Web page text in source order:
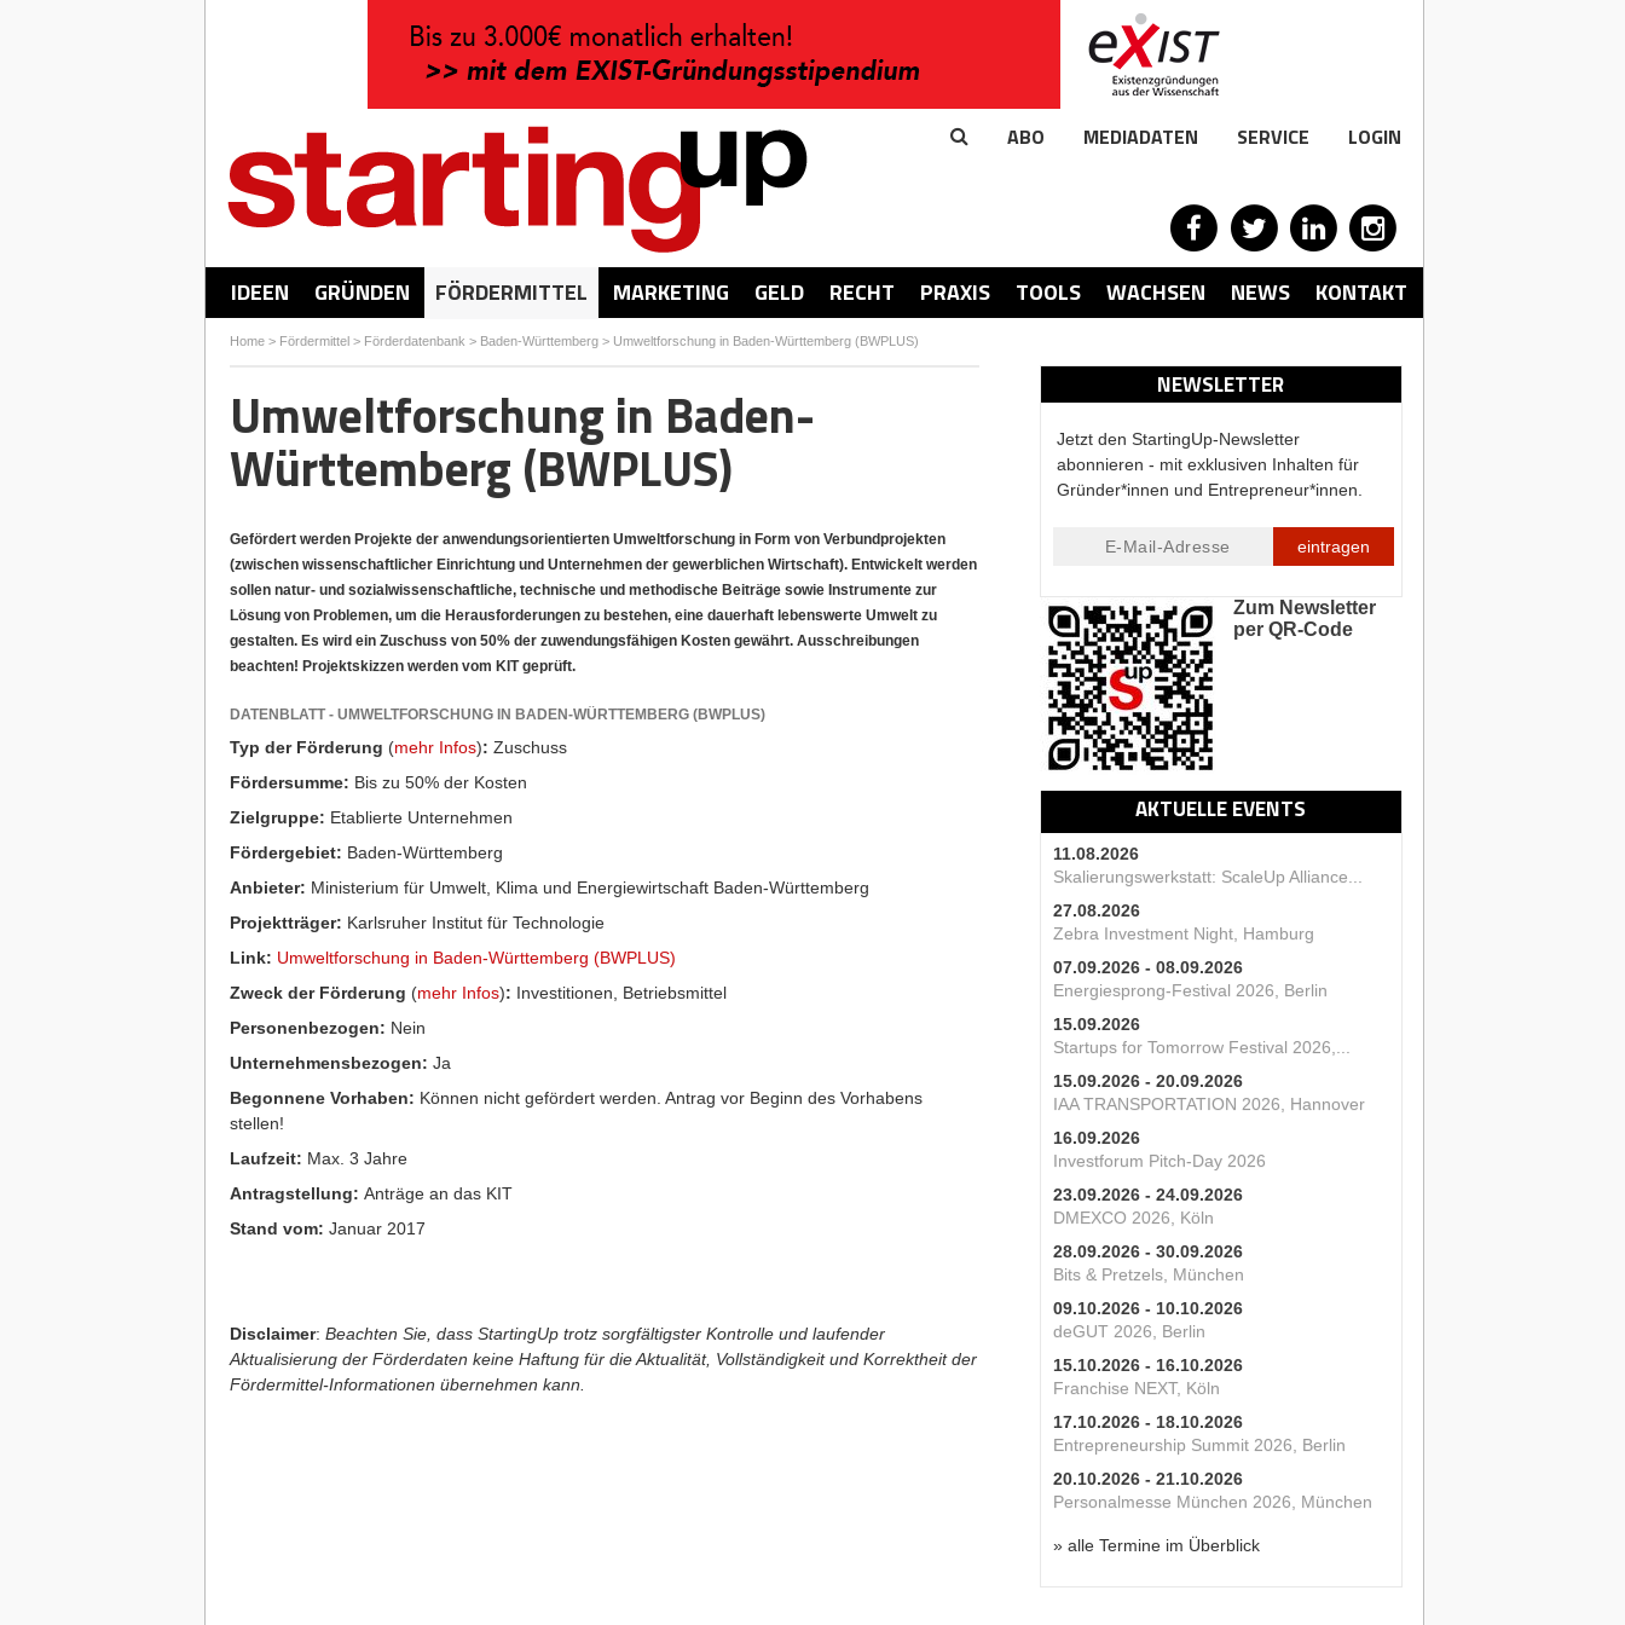
ABO MEDIADATEN SERVICE LOGIN
IDEEN GRÜNDEN FÖRDERMITTEL MARKETING GELD RECHT PRAXIS TOOLS WACHSEN NEWS KONTAKT
Home> Fördermittel> Förderdatenbank > Baden-Württemberg> Umweltforschung in Baden-Württemberg (BWPLUS)
NEWSLETTER
Jetzt den StartingUp-Newsletter
abonnieren - mit exklusiven Inhalten für
Gründer*innen und Entrepreneur*innen.
eintragen
Zum Newsletter
per QR-Code
AKTUELLE EVENTS
11.08.2026
Skalierungswerkstatt: ScaleUp Alliance...
27.08.2026
Zebra Investment Night, Hamburg
07.09.2026 - 08.09.2026
Energiesprong-Festival 2026, Berlin
15.09.2026
Startups for Tomorrow Festival 2026,...
15.09.2026 - 20.09.2026
IAA TRANSPORTATION 2026, Hannover
16.09.2026
Investforum Pitch-Day 2026
23.09.2026 - 24.09.2026
DMEXCO 2026, Köln
28.09.2026 - 30.09.2026
Bits & Pretzels, München
09.10.2026 - 10.10.2026
deGUT 2026, Berlin
15.10.2026 - 16.10.2026
Franchise NEXT, Köln
17.10.2026 - 18.10.2026
Entrepreneurship Summit 2026, Berlin
20.10.2026 - 21.10.2026
Personalmesse München 2026, München
» alle Termine im Überblick
Umweltforschung in Baden-
Württemberg (BWPLUS)
Gefördert werden Projekte der anwendungsorientierten Umweltforschung in Form von Verbundprojekten
(zwischen wissenschaftlicher Einrichtung und Unternehmen der gewerblichen Wirtschaft). Entwickelt werden
sollen natur- und sozialwissenschaftliche, technische und methodische Beiträge sowie Instrumente zur
Lösung von Problemen, um die Herausforderungen zu bestehen, eine dauerhaft lebenswerte Umwelt zu
gestalten. Es wird ein Zuschuss von 50% der zuwendungsfähigen Kosten gewährt. Ausschreibungen
beachten! Projektskizzen werden vom KIT geprüft.
DATENBLATT - UMWELTFORSCHUNG IN BADEN-WÜRTTEMBERG (BWPLUS)
Typ der Förderung (mehr Infos): Zuschuss
Fördersumme: Bis zu 50% der Kosten
Zielgruppe: Etablierte Unternehmen
Fördergebiet: Baden-Württemberg
Anbieter: Ministerium für Umwelt, Klima und Energiewirtschaft Baden-Württemberg
Projektträger: Karlsruher Institut für Technologie
Link: Umweltforschung in Baden-Württemberg (BWPLUS)
Zweck der Förderung (mehr Infos): Investitionen, Betriebsmittel
Personenbezogen: Nein
Unternehmensbezogen: Ja
Begonnene Vorhaben: Können nicht gefördert werden. Antrag vor Beginn des Vorhabens
stellen!
Laufzeit: Max. 3 Jahre
Antragstellung: Anträge an das KIT
Stand vom: Januar 2017
Disclaimer: Beachten Sie, dass StartingUp trotz sorgfältigster Kontrolle und laufender
Aktualisierung der Förderdaten keine Haftung für die Aktualität, Vollständigkeit und Korrektheit der
Fördermittel-Informationen übernehmen kann.